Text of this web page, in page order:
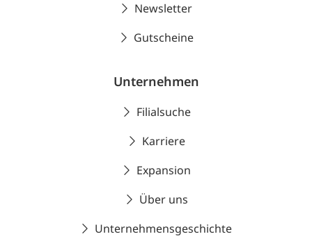
Newsletter
Gutscheine
Unternehmen
Filialsuche
Karriere
Expansion
Über uns
Unternehmensgeschichte